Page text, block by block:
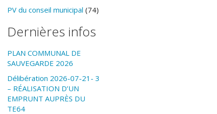
PV du conseil municipal (74)
Dernières infos
PLAN COMMUNAL DE
SAUVEGARDE 2026
Délibération 2026-07-21- 3
– RÉALISATION D’UN
EMPRUNT AUPRÈS DU
TE64